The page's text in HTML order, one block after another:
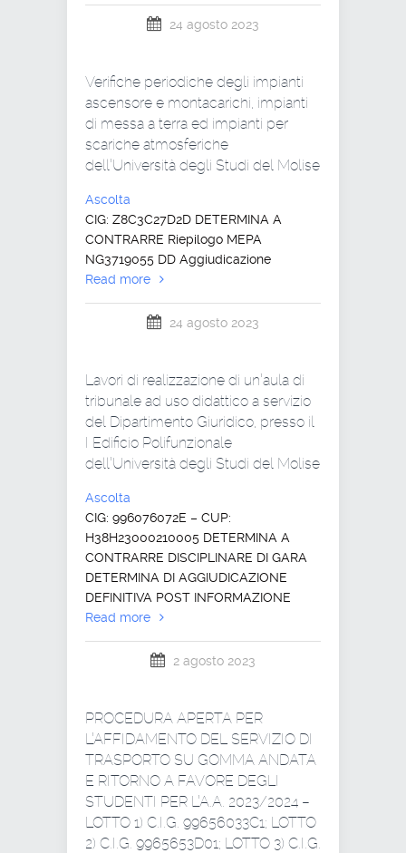
24 agosto 2023
Verifiche periodiche degli impianti
ascensore e montacarichi, impianti
di messa a terra ed impianti per
scariche atmosferiche
dell’Università degli Studi del Molise
Ascolta
CIG: Z8C3C27D2D DETERMINA A
CONTRARRE Riepilogo MEPA
NG3719055 DD Aggiudicazione
Read more
24 agosto 2023
Lavori di realizzazione di un’aula di
tribunale ad uso didattico a servizio
del Dipartimento Giuridico, presso il
I Edificio Polifunzionale
dell’Università degli Studi del Molise
Ascolta
CIG: 996076072E – CUP:
H38H23000210005 DETERMINA A
CONTRARRE DISCIPLINARE DI GARA
DETERMINA DI AGGIUDICAZIONE
DEFINITIVA POST INFORMAZIONE
Read more
2 agosto 2023
PROCEDURA APERTA PER
L’AFFIDAMENTO DEL SERVIZIO DI
TRASPORTO SU GOMMA ANDATA
E RITORNO A FAVORE DEGLI
STUDENTI PER L’A.A. 2023/2024 –
LOTTO 1) C.I.G. 99656033C1; LOTTO
2) C.I.G. 9965653D01; LOTTO 3) C.I.G.